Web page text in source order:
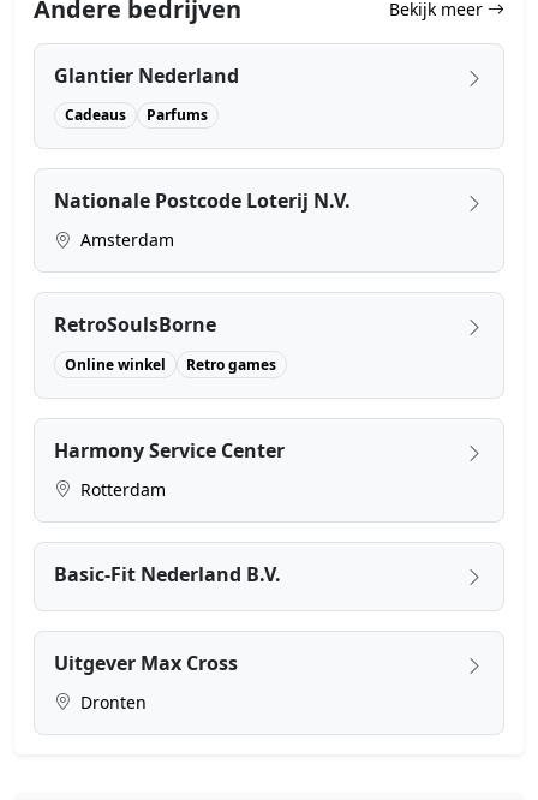
Andere bedrijven Bekijk meer
Glantier Nederland
Cadeaus Parfums
Nationale Postcode Loterij N.V.
Amsterdam
RetroSoulsBorne
Online winkel Retro games
Harmony Service Center
Rotterdam
Basic-Fit Nederland B.V.
Uitgever Max Cross
Dronten